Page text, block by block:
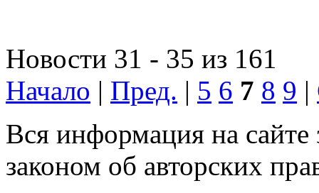
Новости 31 - 35 из 161
Начало | Пред. | 5 6 7 8 9 |
Вся информация на
законом об авторских